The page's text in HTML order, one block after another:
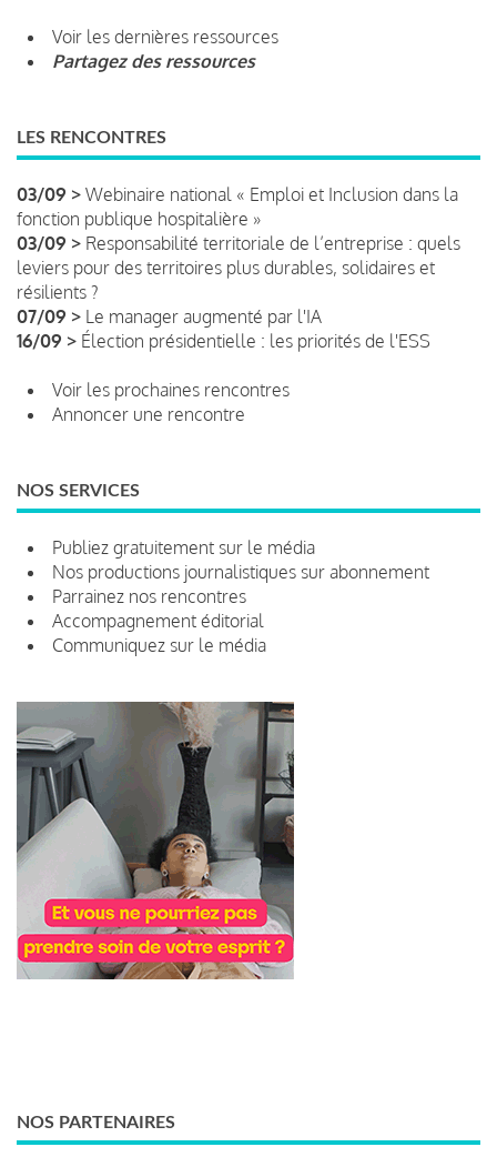
Voir les dernières ressources
Partagez des ressources
LES RENCONTRES
03/09 > Webinaire national « Emploi et Inclusion dans la
fonction publique hospitalière »
03/09 > Responsabilité territoriale de l’entreprise : quels
leviers pour des territoires plus durables, solidaires et
résilients ?
07/09 > Le manager augmenté par l'IA
16/09 > Élection présidentielle : les priorités de l'ESS
Voir les prochaines rencontres
Annoncer une rencontre
NOS SERVICES
Publiez gratuitement sur le média
Nos productions journalistiques sur abonnement
Parrainez nos rencontres
Accompagnement éditorial
Communiquez sur le média
NOS PARTENAIRES